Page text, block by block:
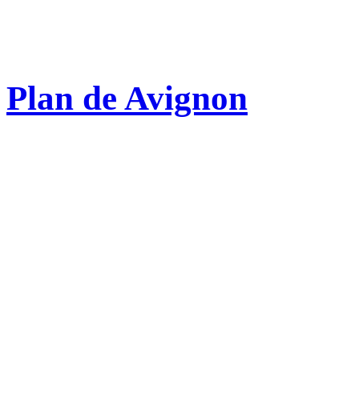
Plan de Avignon